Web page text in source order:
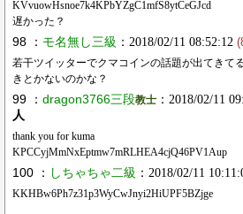
KVvuowHsnoe7k4KPbYZgC1mfS8ytCeGJcd
遅かった？
98 ： モ名無し三級 ：2018/02/11 08:52:12
若干ツイッターでクマコインの話題が出てきて
きとかないのかな？
99 ： dragon3766三段教士 ：2018/02/11
人
thank you for kuma
KPCCyjMmNxEptmw7mRLHEA4cjQ46PV1Aup
100 ： しちゃちゃ二級 ：2018/02/11
KKHBw6Ph7z31p3WyCwJnyi2HiUPF5BZjge